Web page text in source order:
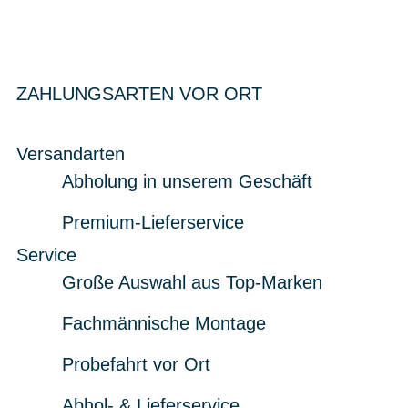
ZAHLUNGSARTEN VOR ORT
Versandarten
Abholung in unserem Geschäft
Premium-Lieferservice
Service
Große Auswahl aus Top-Marken
Fachmännische Montage
Probefahrt vor Ort